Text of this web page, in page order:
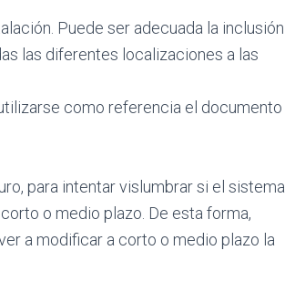
Puede ser adecuada la inclusión
las diferentes localizaciones a las
como referencia el documento
para intentar vislumbrar si el sistema
o medio plazo. De esta forma,
a modificar a corto o medio plazo la